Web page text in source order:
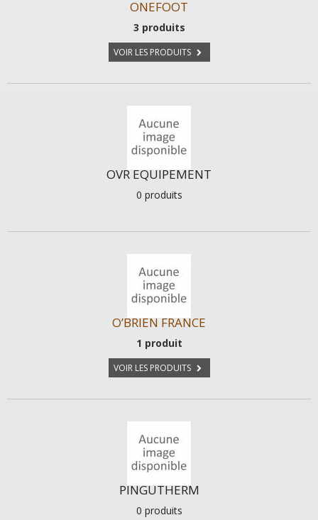
ONEFOOT
3 produits
VOIR LES PRODUITS
OVR EQUIPEMENT
0 produits
O’BRIEN FRANCE
1 produit
VOIR LES PRODUITS
PINGUTHERM
0 produits